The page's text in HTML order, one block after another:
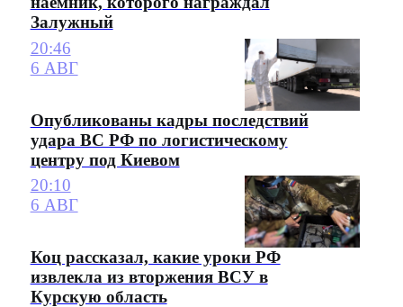
Залужный
20:46
6 АВГ
Опубликованы кадры последствий
удара ВС РФ по логистическому
центру под Киевом
20:10
6 АВГ
Коц рассказал, какие уроки РФ
извлекла из вторжения ВСУ в
Курскую область